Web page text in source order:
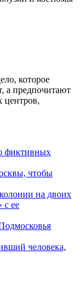
которое
а предпочитают
центров,
фиктивных
чтобы
на двоих
с ее
человека,